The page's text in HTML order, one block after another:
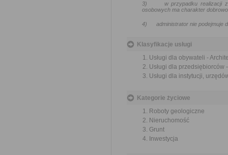
3) w przypadku realizacji
osobowych ma charakter
4) administrator nie podejmuje
Klasyfikacje usługi
Usługi dla obywateli -
Usługi dla
Usługi dla instytucji,
Kategorie życiowe
Roboty geologiczne
Nieruchomość
Grunt
Inwestycja